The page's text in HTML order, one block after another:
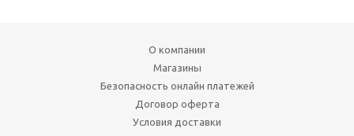
О компании
Магазины
Безопасность онлайн платежей
Договор оферта
Условия доставки